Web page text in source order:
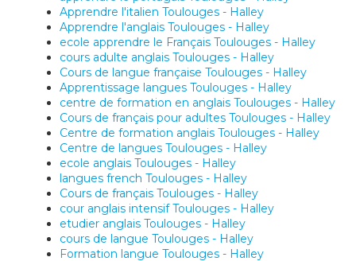
Apprendre l'italien Toulouges - Halley
Apprendre l'anglais Toulouges - Halley
ecole apprendre le Français Toulouges - Halley
cours adulte anglais Toulouges - Halley
Cours de langue française Toulouges - Halley
Apprentissage langues Toulouges - Halley
centre de formation en anglais Toulouges - Halley
Cours de français pour adultes Toulouges - Halley
Centre de formation anglais Toulouges - Halley
Centre de langues Toulouges - Halley
ecole anglais Toulouges - Halley
langues french Toulouges - Halley
Cours de français Toulouges - Halley
cour anglais intensif Toulouges - Halley
etudier anglais Toulouges - Halley
cours de langue Toulouges - Halley
Formation langue Toulouges - Halley